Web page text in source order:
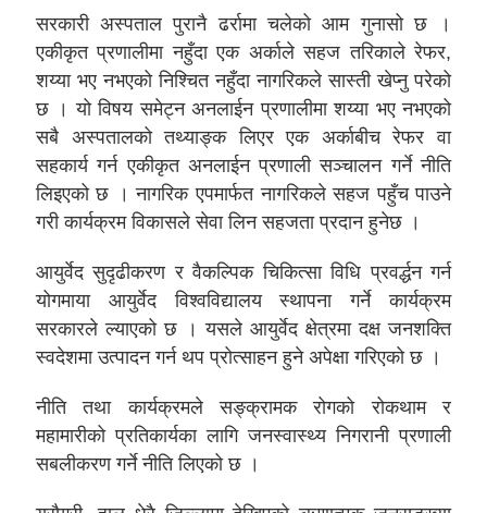
सरकारी अस्पताल पुरानै ढर्रामा चलेको आम गुनासो छ ।
एकीकृत प्रणालीमा नहुँदा एक अर्काले सहज तरिकाले रेफर,
शय्या भए नभएको निश्चित नहुँदा नागरिकले सास्ती खेप्नु परेको
छ । यो विषय समेट्न अनलाईन प्रणालीमा शय्या भए नभएको
सबै अस्पतालको तथ्याङ्क लिएर एक अर्काबीच रेफर वा
सहकार्य गर्न एकीकृत अनलाईन प्रणाली सञ्चालन गर्ने नीति
लिइएको छ । नागरिक एपमार्फत नागरिकले सहज पहुँच पाउने
गरी कार्यक्रम विकासले सेवा लिन सहजता प्रदान हुनेछ ।
आयुर्वेद सुदृढीकरण र वैकल्पिक चिकित्सा विधि प्रवर्द्धन गर्न
योगमाया आयुर्वेद विश्वविद्यालय स्थापना गर्ने कार्यक्रम
सरकारले ल्याएको छ । यसले आयुर्वेद क्षेत्रमा दक्ष जनशक्ति
स्वदेशमा उत्पादन गर्न थप प्रोत्साहन हुने अपेक्षा गरिएको छ ।
नीति तथा कार्यक्रमले सङ्क्रामक रोगको रोकथाम र
महामारीको प्रतिकार्यका लागि जनस्वास्थ्य निगरानी प्रणाली
सबलीकरण गर्ने नीति लिएको छ ।